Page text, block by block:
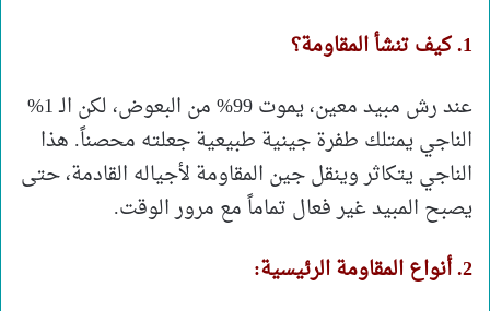
​1. كيف تنشأ المقاومة؟
​عند رش مبيد معين، يموت 99% من البعوض، لكن الـ 1%
الناجي يمتلك طفرة جينية طبيعية جعلته محصناً. هذا
الناجي يتكاثر وينقل جين المقاومة لأجياله القادمة، حتى
يصبح المبيد غير فعال تماماً مع مرور الوقت.
​2. أنواع المقاومة الرئيسية: